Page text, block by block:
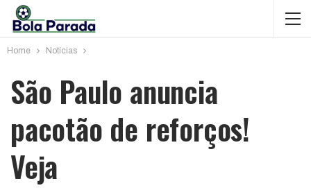
Home Notícias
São Paulo anuncia
pacotão de reforços!
Veja